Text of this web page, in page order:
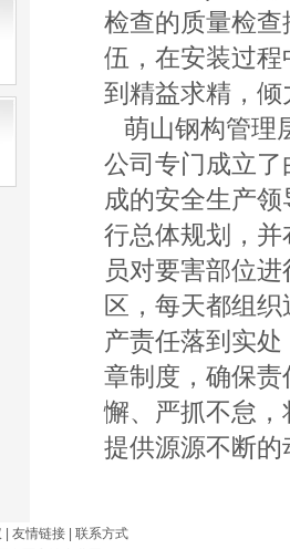
检查的质量检
伍，在安装过
到精益求精，
萌山钢构管理
公司专门成立
成的安全生产
行总体规划，
员对要害部位
区，每天都组
产责任落到实
章制度，确保
懈、严抓不怠
提供源源不断的
友情链接
联系方式